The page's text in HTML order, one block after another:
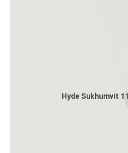
Hyde Sukhumvit 11